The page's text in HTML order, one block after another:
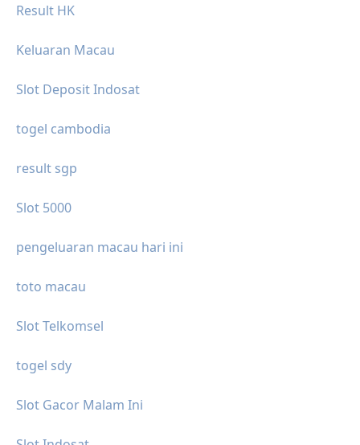
Result HK
Keluaran Macau
Slot Deposit Indosat
togel cambodia
result sgp
Slot 5000
pengeluaran macau hari ini
toto macau
Slot Telkomsel
togel sdy
Slot Gacor Malam Ini